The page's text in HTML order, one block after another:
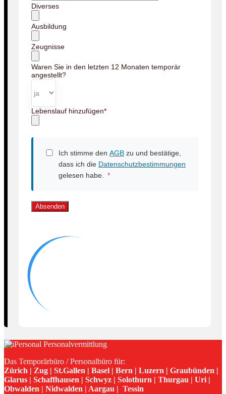
Diverses
Ausbildung
Zeugnisse
Waren Sie in den letzten 12 Monaten temporär
angestellt?
Lebenslauf hinzufügen*
Ich stimme den AGB zu und bestätige,
dass ich die Datenschutzbestimmungen
gelesen habe. *
Absenden
Das Temporärbüro / Personalbüro für:
Zürich | Zug | St.Gallen | Basel | Bern | Luzern | Graubünden |
Glarus | Schaffhausen | Schwyz | Solothurn | Thurgau | Uri |
Obwalden | Nidwalden | Aargau | Tessin